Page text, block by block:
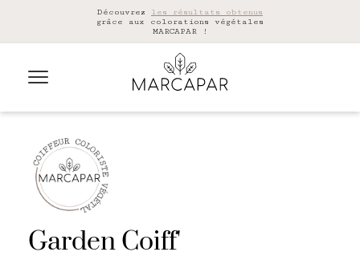
Découvrez les résultats obtenus
grâce aux colorations végétales
MARCAPAR !
Garden Coiff'